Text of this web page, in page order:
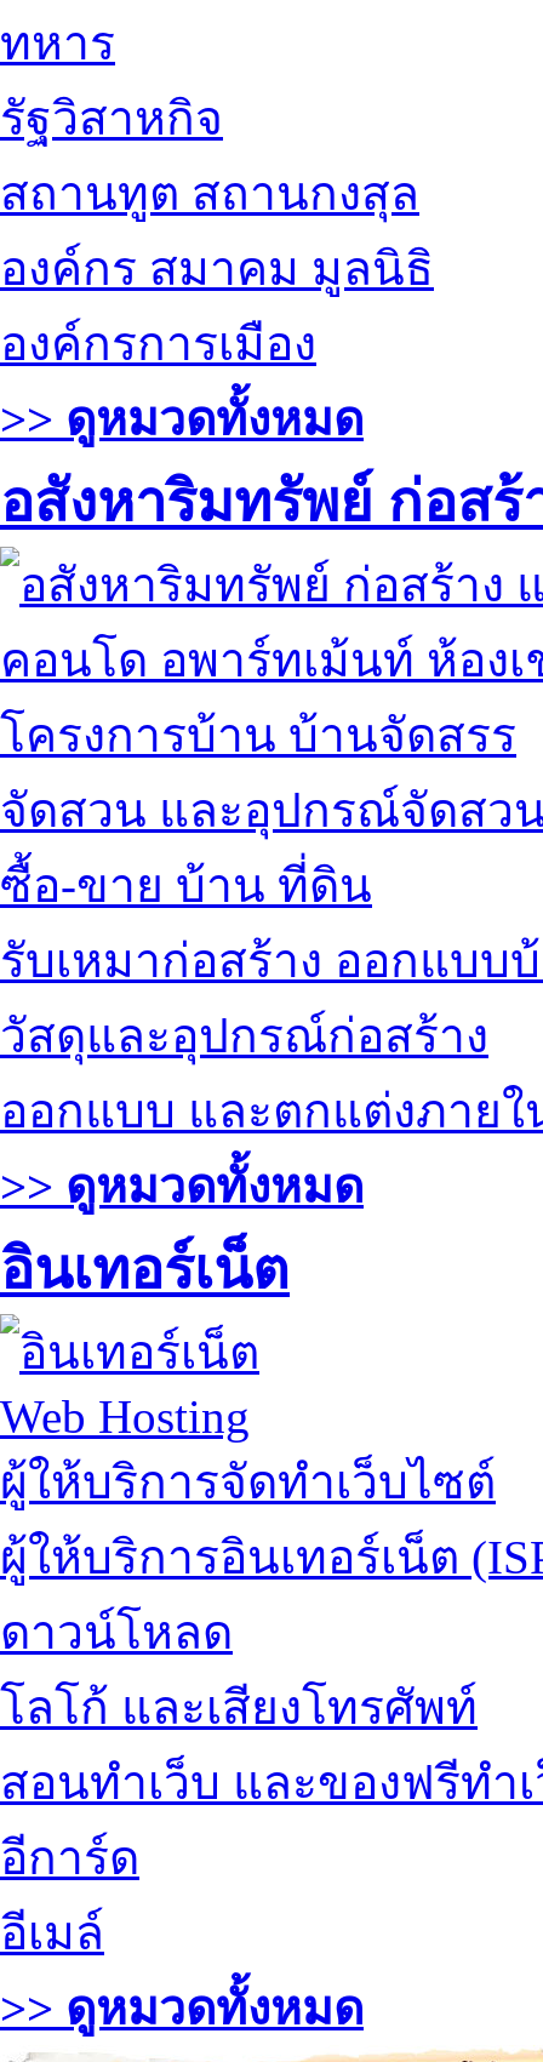
ทหาร
รัฐวิสาหกิจ
สถานทูต สถานกงสุล
องค์กร สมาคม มูลนิธิ
องค์กรการเมือง
>> ดูหมวดทั้งหมด
อสังหาริมทรัพย์ ก่อส
คอนโด อพาร์ทเม้นท์ ห้องเ
โครงการบ้าน บ้านจัดสรร
จัดสวน และอุปกรณ์จัดสว
ซื้อ-ขาย บ้าน ที่ดิน
รับเหมาก่อสร้าง ออกแบบ
วัสดุและอุปกรณ์ก่อสร้าง
ออกแบบ และตกแต่งภายใ
>> ดูหมวดทั้งหมด
อินเทอร์เน็ต
Web Hosting
ผู้ให้บริการจัดทำเว็บไซต์
ผู้ให้บริการอินเทอร์เน็ต
ดาวน์โหลด
โลโก้ และเสียงโทรศัพท์
สอนทำเว็บ และของฟรีทำ
อีการ์ด
อีเมล์
>> ดูหมวดทั้งหมด